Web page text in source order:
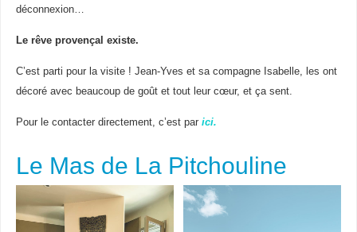
déconnexion…
Le rêve provençal existe.
C’est parti pour la visite ! Jean-Yves et sa compagne Isabelle, les ont
décoré avec beaucoup de goût et tout leur cœur, et ça sent.
Pour le contacter directement, c’est par ici.
Le Mas de La Pitchouline